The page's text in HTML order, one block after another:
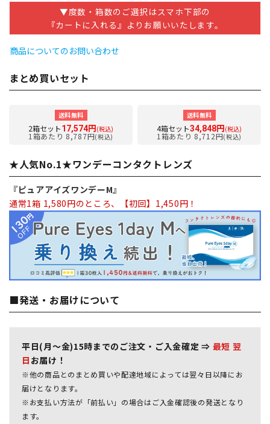
▼度数・箱数のご選択はスマホ下部の
『カートに入れる』よりお願いいたします。
商品についてのお問い合わせ
まとめ買いセット
送料無料
2箱セット17,574円 (税込)
1箱あたり 8,787円(税込)
送料無料
4箱セット34,848円 (税込)
1箱あたり 8,712円(税込)
★人気No.1★ワンデーコンタクトレンズ
『ピュアアイズワンデーM』
通常1箱 1,580円のところ、【初回】1,450円！
■発送・お届けについて
平日(月～金)15時までのご注文・ご入金確定 ⇒ 最短 翌
日 お届け！
※他の商品とのまとめ買いや配達地域によっては翌々日以降にお
届けとなります。
※お支払い方法が「前払い」の場合はご入金確認後の発送となり
ます。